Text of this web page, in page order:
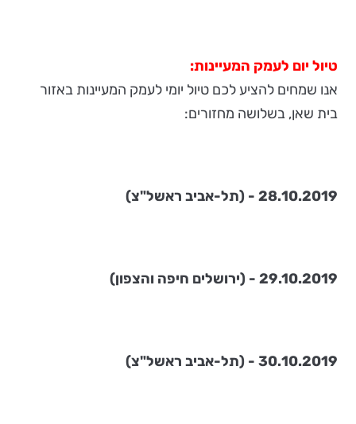
טיול יום לעמק המעיינות:
אנו שמחים להציע לכם טיול יומי לעמק המעיינות באזור
בית שאן, בשלושה מחזורים:
28.10.2019 - (תל-אביב ראשל"צ)
29.10.2019 - (ירושלים חיפה והצפון)
30.10.2019 - (תל-אביב ראשל"צ)